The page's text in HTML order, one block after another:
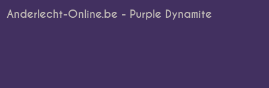
Anderlecht-Online.be - Purple Dynamite